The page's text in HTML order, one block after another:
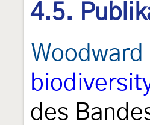
4.5.
des